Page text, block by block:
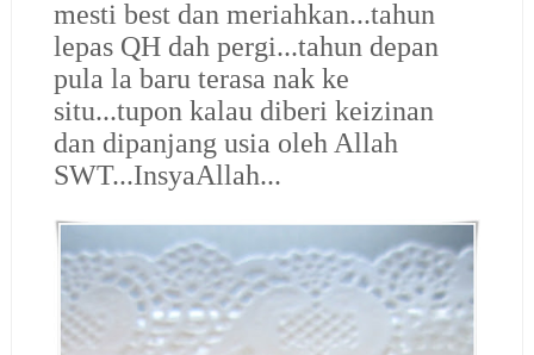
mesti best dan meriahkan...tahun
lepas QH dah pergi...tahun depan
pula la baru terasa nak ke
situ...tupon kalau diberi keizinan
dan dipanjang usia oleh Allah
SWT...InsyaAllah...